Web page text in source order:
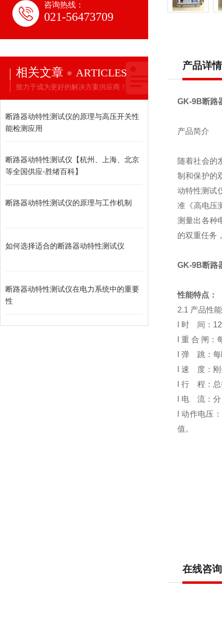
咨询热线：
021-56473709
相关文章 ARTICLES
致力于成为更好的解决方案供应商！
断路器动特性测试仪的原理与高压开关性
能检测应用
断路器动特性测试仪【杭州、上海、北京
等全国供应-胜绪百科】
断路器动特性测试仪的原理与工作机制
如何选择适合的断路器动特性测试仪
断路器动特性测试仪在电力系统中的重要
性
产品详情
GK-9B断路
产品简介
随着社会的
制和保护的
动特性测试
准《高电压
测量出各种
的双重任务
GK-9B断路
性能特点：
2.1 产品性能
l 时 间：
l 重 合 闸
l 弹 跳：每
l 速 度：刚
l 行 程：总
l 电 流：分
l 动作电压
值。
在线咨询